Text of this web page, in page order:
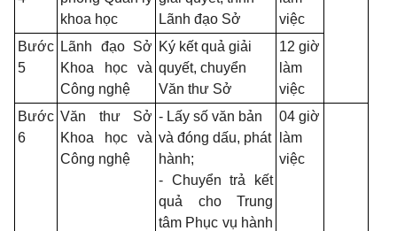
khoa học
Lãnh đạo Sở
việc
Bước
5
Lãnh đạo Sở
Khoa học và
Công nghệ
Ký kết quả giải
quyết, chuyển
Văn thư Sở
12 giờ
làm
việc
Bước
6
Văn thư Sở
Khoa học và
Công nghệ
- Lấy số văn bản
và đóng dấu, phát
hành;
- Chuyển trả kết
quả cho Trung
tâm Phục vụ hành
04 giờ
làm
việc